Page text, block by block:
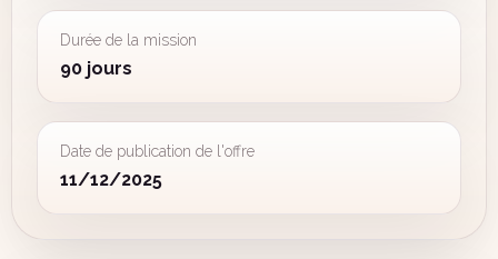
Durée de la mission
90 jours
Date de publication de l'offre
11/12/2025